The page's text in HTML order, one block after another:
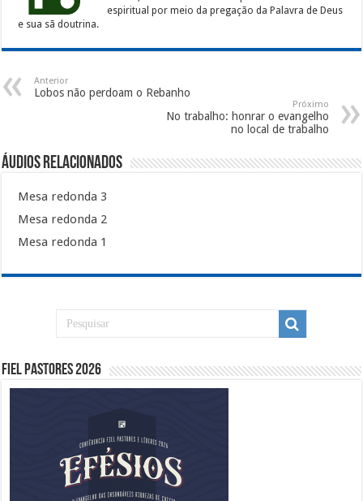
espiritual por meio da pregação da Palavra de Deus
e sua sã doutrina.
Anterior
Lobos não perdoam o Rebanho
Próximo
No trabalho: honrar o evangelho
no local de trabalho
Áudios Relacionados
Mesa redonda 3
Mesa redonda 2
Mesa redonda 1
Fiel Pastores 2026